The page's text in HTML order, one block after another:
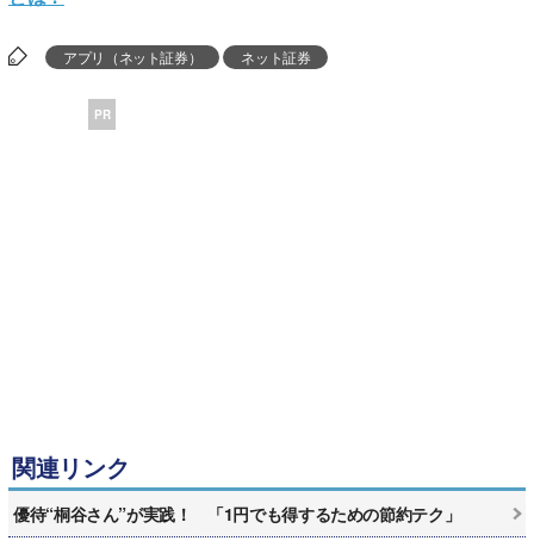
アプリ（ネット証券） ネット証券
PR
関連リンク
優待“桐谷さん”が実践！ 「1円でも得するための節約テク」